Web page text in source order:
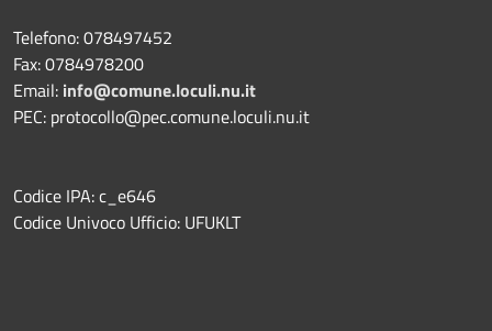
Telefono: 078497452
Fax: 0784978200
Email: info@comune.loculi.nu.it
PEC: protocollo@pec.comune.loculi.nu.it
Codice IPA: c_e646
Codice Univoco Ufficio: UFUKLT